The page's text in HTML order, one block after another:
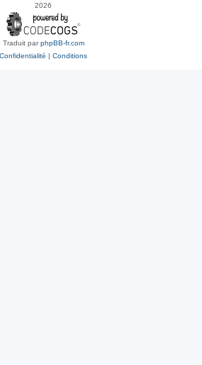
2026
Traduit parphpBB-fr.com
Confidentialité | Conditions